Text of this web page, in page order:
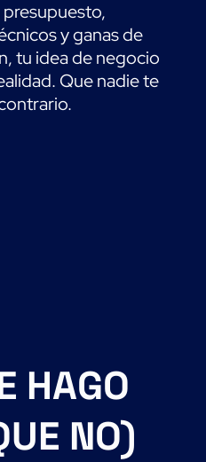
y ganas de
tu idea de negocio
Que nadie te
HAGO
NO)